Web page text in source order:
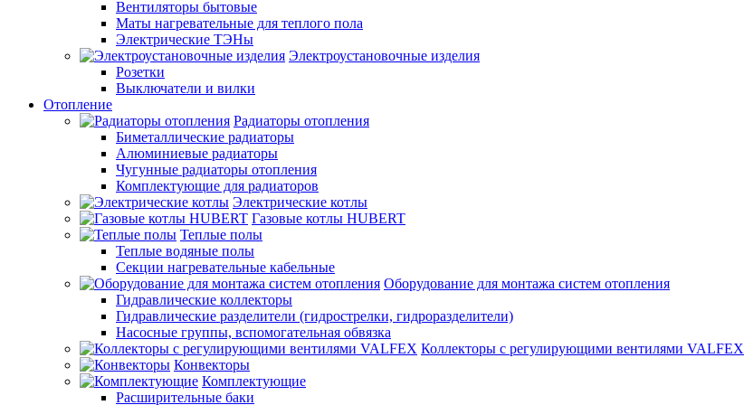
Вентиляторы бытовые
Маты нагревательные для теплого пола
Электрические ТЭНы
Электроустановочные изделия
Розетки
Выключатели и вилки
Отопление
Радиаторы отопления
Биметаллические радиаторы
Алюминиевые радиаторы
Чугунные радиаторы отопления
Комплектующие для радиаторов
Электрические котлы
Газовые котлы HUBERT
Теплые полы
Теплые водяные полы
Секции нагревательные кабельные
Оборудование для монтажа систем отопления
Гидравлические коллекторы
Гидравлические разделители (гидрострелки, гидроразделители)
Насосные группы, вспомогательная обвязка
Коллекторы с регулирующими вентилями VALFEX
Конвекторы
Комплектующие
Расширительные баки